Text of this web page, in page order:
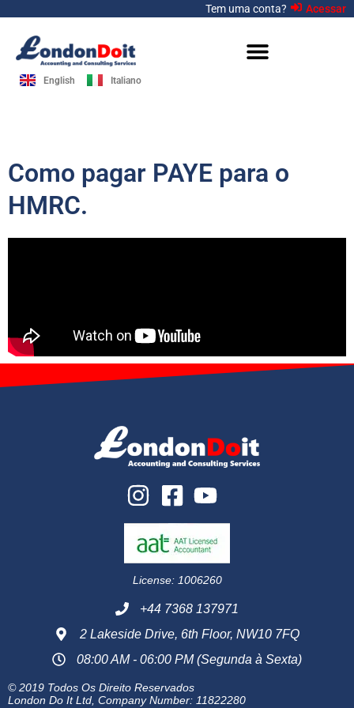
conteúdo
Tem uma conta? Acessar
English Italiano
Como pagar PAYE para o
HMRC.
License: 1006260
+44 7368 137971
2 Lakeside Drive, 6th Floor, NW10 7FQ
08:00 AM - 06:00 PM (Segunda à Sexta)
© 2019 Todos Os Direito Reservados
London Do It Ltd, Company Number: 11822280